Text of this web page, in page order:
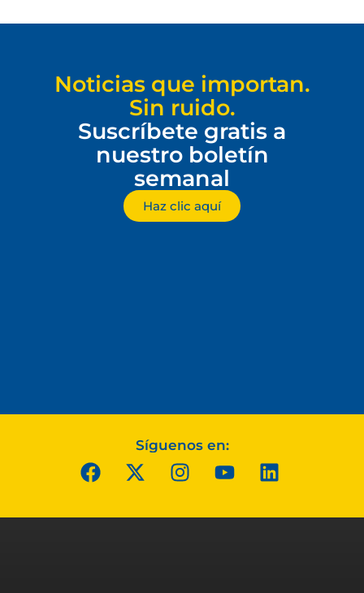
Noticias que importan.
Sin ruido.
Suscríbete gratis a
nuestro boletín
semanal
Haz clic aquí
Síguenos en: